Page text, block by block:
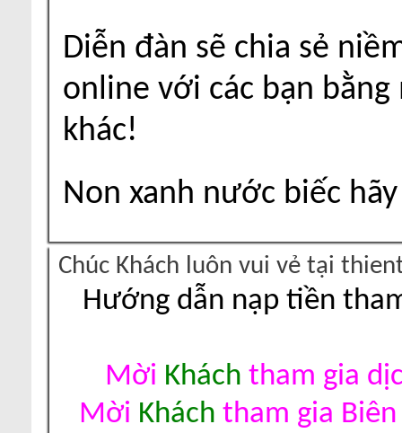
Diễn đàn sẽ chia sẻ
online với các bạn
khác!
Non xanh nước biếc
Chúc Khách luôn vui vẻ tại
Hướng dẫn nạp tiền
Mời Khách tham gia
Mời Khách tham gia